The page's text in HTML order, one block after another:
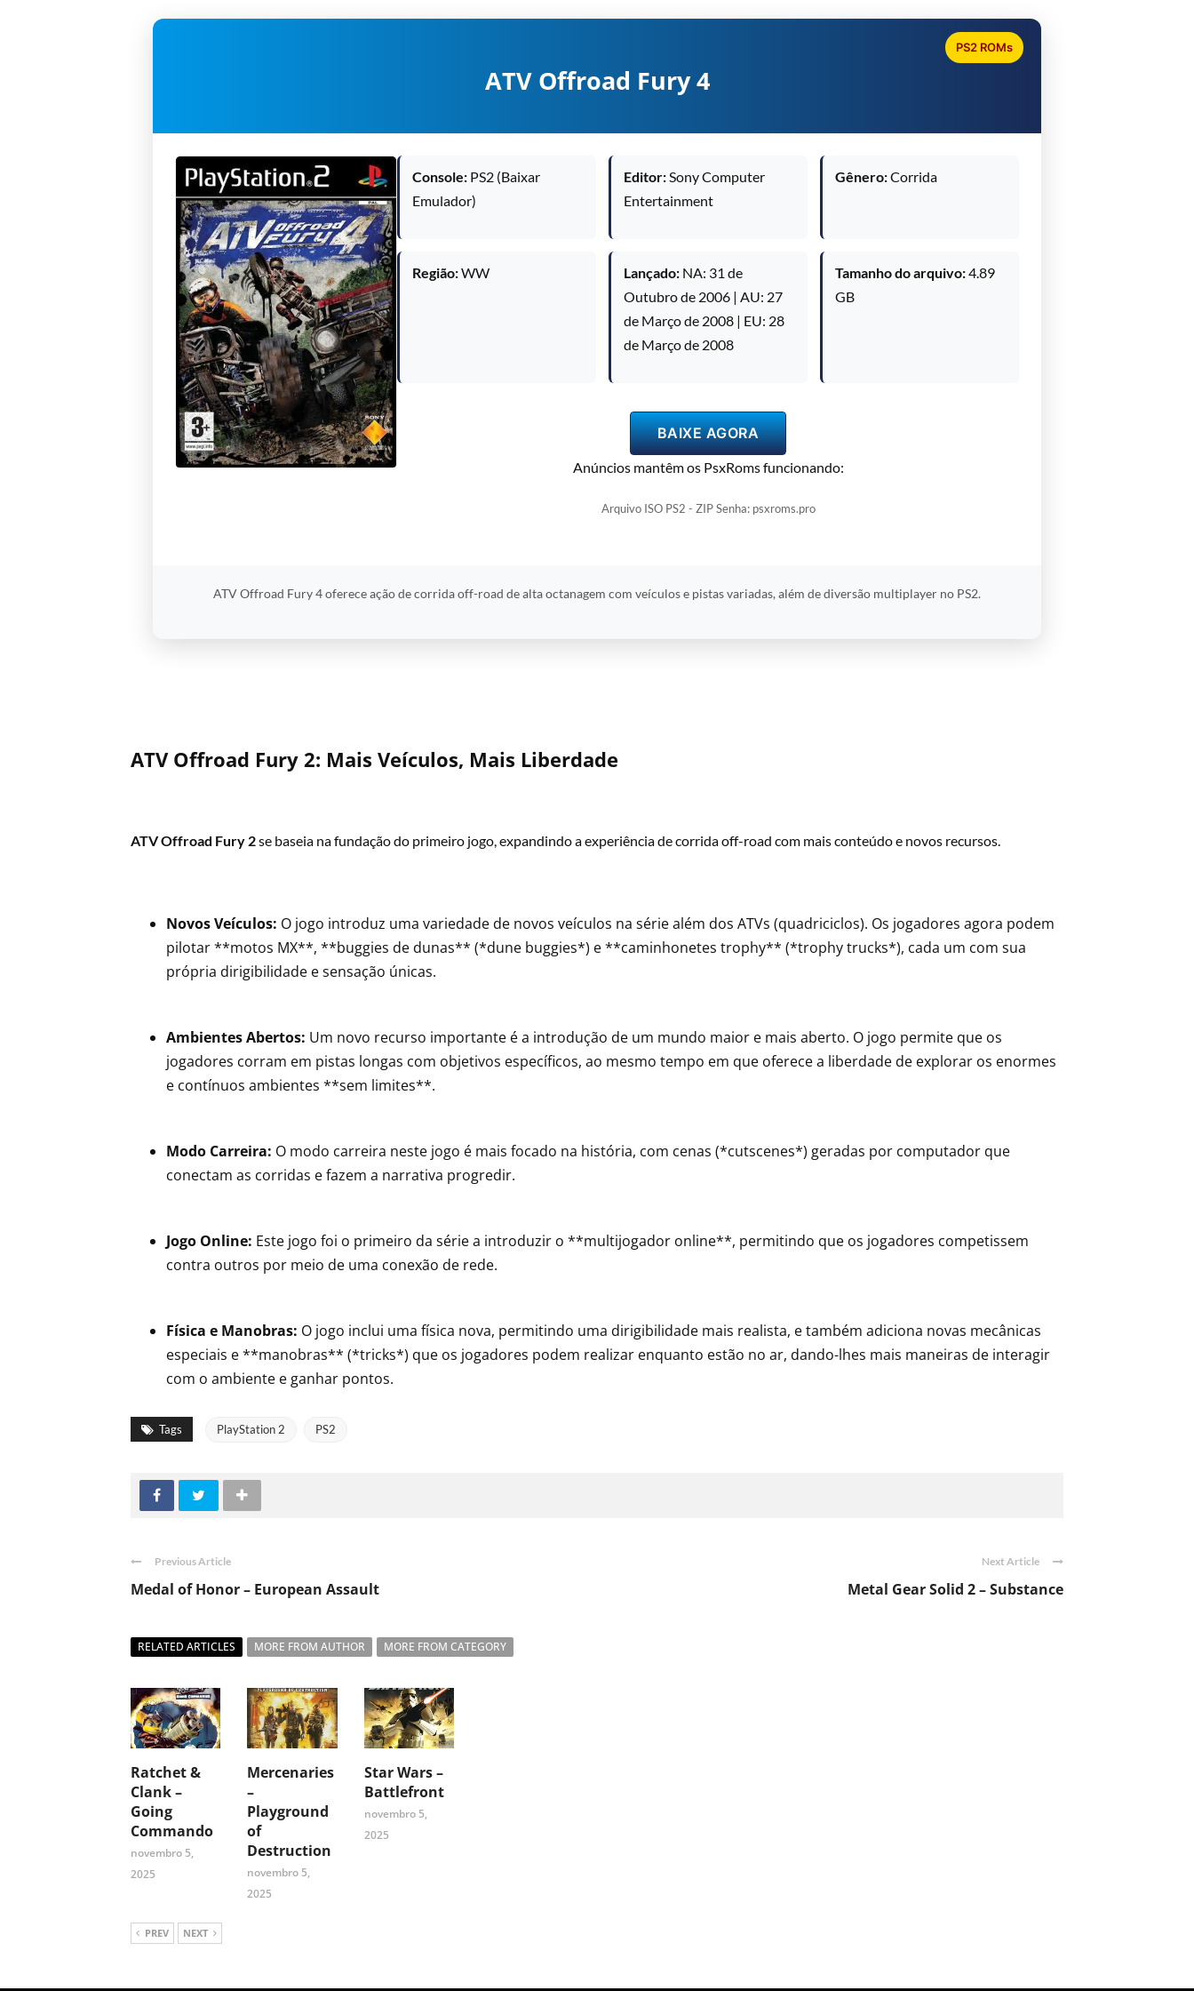
ATV Offroad Fury 4
PS2 ROMs
Console: PS2 (Baixar
Emulador)
Editor:Sony Computer
Entertainment
Gênero:Corrida
Região:WW Lançado: NA: 31 de
Outubro de 2006 | AU: 27
de Março de 2008 | EU: 28
de Março de 2008
Tamanho do arquivo:4.89
GB
BAIXE AGORA
Anúncios mantêm os PsxRoms funcionando:
Arquivo ISO PS2 - ZIP Senha: psxroms.pro
ATV Offroad Fury 4 oferece ação de corrida off-road de alta octanagem com veículos e pistas variadas, além de diversão multiplayer no PS2.
ATV Offroad Fury 2: Mais Veículos, Mais Liberdade
ATV Offroad Fury 2se baseia na fundação do primeiro jogo, expandindo a experiência de corrida off-road com mais conteúdo e novos recursos.
Novos Veículos: O jogo introduz uma variedade de novos veículos na série além dos ATVs (quadriciclos). Os jogadores agora podem
pilotar **motos MX**, **buggies de dunas** (*dune buggies*) e **caminhonetes trophy** (*trophy trucks*), cada um com sua
própria dirigibilidade e sensação únicas.
Ambientes Abertos: Um novo recurso importante é a introdução de um mundo maior e mais aberto. O jogo permite que os
jogadores corram em pistas longas com objetivos específicos, ao mesmo tempo em que oferece a liberdade de explorar os enormes
e contínuos ambientes **sem limites**.
Modo Carreira: O modo carreira neste jogo é mais focado na história, com cenas (*cutscenes*) geradas por computador que
conectam as corridas e fazem a narrativa progredir.
Jogo Online: Este jogo foi o primeiro da série a introduzir o **multijogador online**, permitindo que os jogadores competissem
contra outros por meio de uma conexão de rede.
Física e Manobras: O jogo inclui uma física nova, permitindo uma dirigibilidade mais realista, e também adiciona novas mecânicas
especiais e **manobras** (*tricks*) que os jogadores podem realizar enquanto estão no ar, dando-lhes mais maneiras de interagir
com o ambiente e ganhar pontos.
Tags PlayStation 2 PS2
Previous Article
Medal of Honor – European Assault
Next Article
Metal Gear Solid 2 – Substance
RELATED ARTICLES MORE FROM AUTHOR MORE FROM CATEGORY
Ratchet &
Clank –
Going
Commando
novembro 5,
2025
Mercenaries
–
Playground
of
Destruction
novembro 5,
2025
Star Wars –
Battlefront
novembro 5,
2025
PREV NEXT